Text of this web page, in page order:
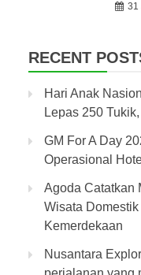
31
RECENT
Hari Anak
Lepas 250
GM For A Day
Operasional
Agoda Catatkan
Wisata
Kemerdekaan
Nusantara